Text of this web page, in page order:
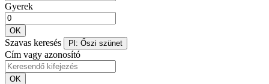
Gyerek
OK
Szavas keresés Pl: Őszi szünet
Cím vagy azonosító
OK